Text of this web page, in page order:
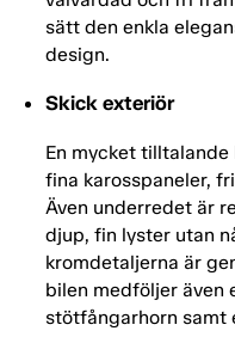
sätt den enkla
design.
Skick exteriör
En mycket
fina karosspaneler,
Även underredet är
djup, fin lyster utan
kromdetaljerna är
bilen medföljer även
stötfångarhorn samt